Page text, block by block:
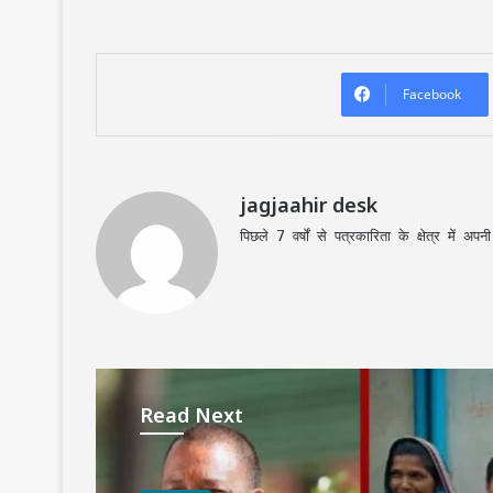
Facebook
jagjaahir desk
पिछले 7 वर्षों से पत्रकारिता के क्षेत्र में
Read Next